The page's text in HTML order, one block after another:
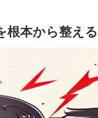
根本から整え